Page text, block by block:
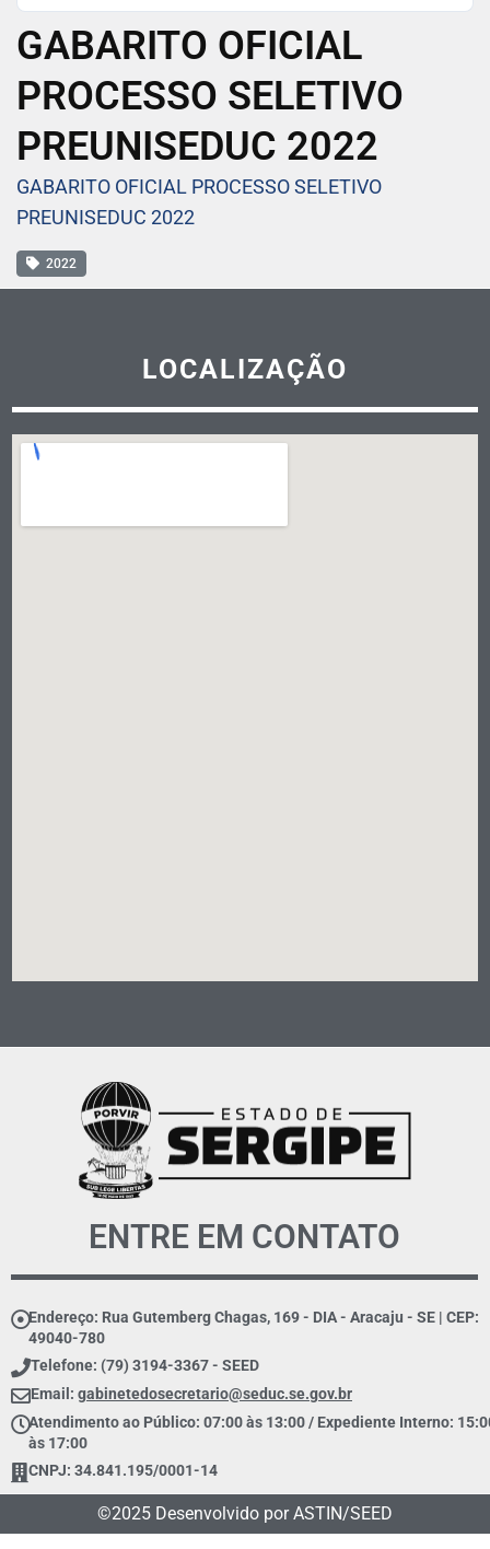
GABARITO OFICIAL
PROCESSO SELETIVO
PREUNISEDUC 2022
GABARITO OFICIAL PROCESSO SELETIVO
PREUNISEDUC 2022
2022
LOCALIZAÇÃO
ENTRE EM CONTATO
Endereço: Rua Gutemberg Chagas, 169 - DIA - Aracaju - SE | CEP:
49040-780
Telefone: (79) 3194-3367 - SEED
Email: gabinetedosecretario@seduc.se.gov.br
Atendimento ao Público: 07:00 às 13:00 / Expediente Interno:
às 17:00
CNPJ: 34.841.195/0001-14
©2025 Desenvolvido por ASTIN/SEED